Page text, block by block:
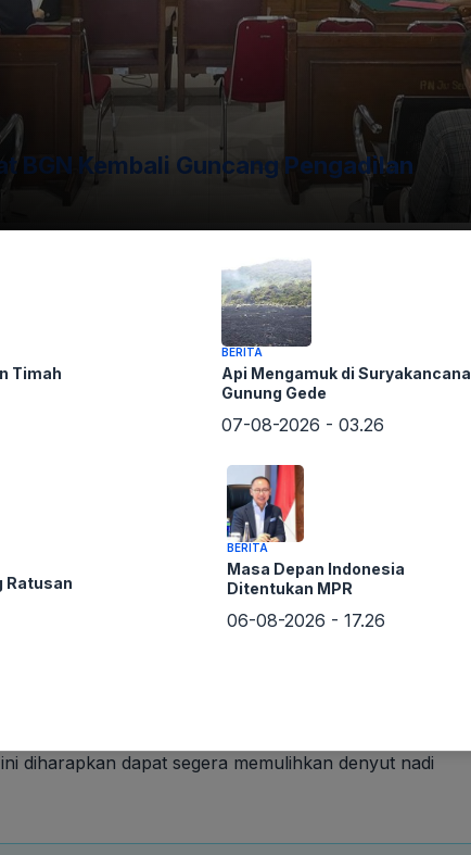
bukan sekadar struktur beton, melainkan urat nadi
sektor ekonomi, menghambat distribusi barang dan
Bahkan, penyaluran bantuan logistik ke wilayah
ini.
Komunikasi Pemerintah, pengerjaan jembatan
Dengan target tersebut, diharapkan pada awal
akses dasar masyarakat sambil menunggu
diharapkan dapat segera memulihkan denyut nadi
BGN Kembali Guncang Pengadilan
Timah
BERITA
Api Mengamuk di Suryakancana
Gunung Gede
07-08-2026 - 03.26
Ratusan
BERITA
Masa Depan Indonesia
Ditentukan MPR
06-08-2026 - 17.26